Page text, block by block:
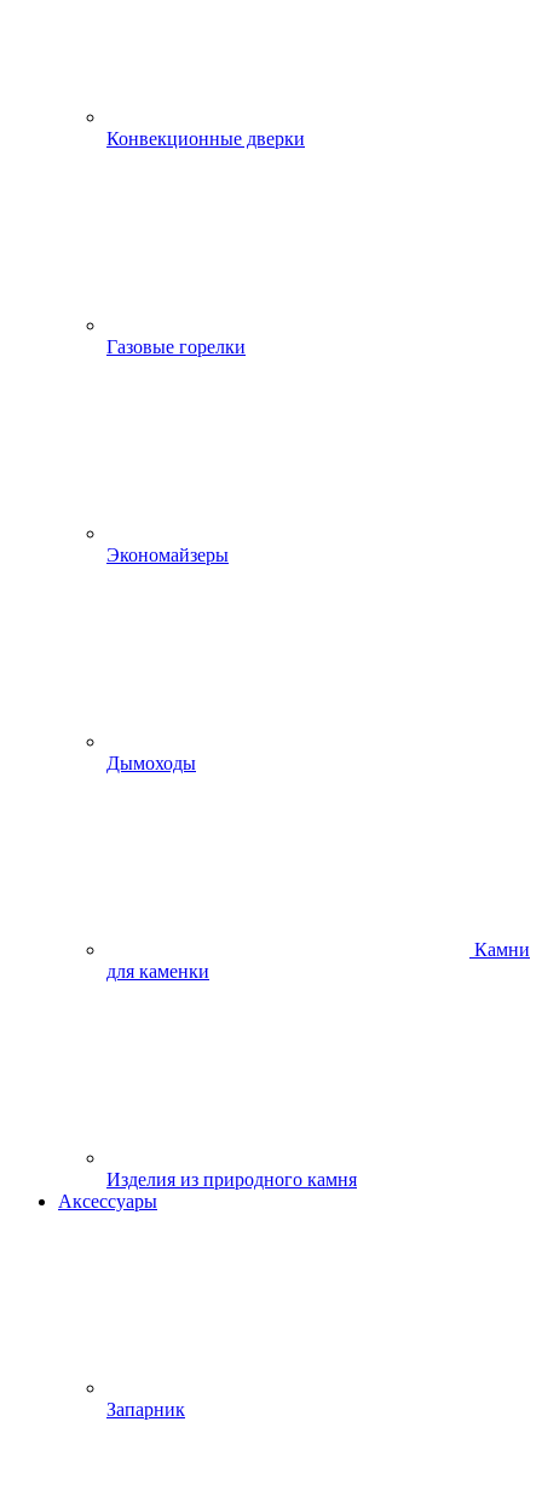
Конвекционные дверки
Газовые горелки
Экономайзеры
Дымоходы
Камни
для каменки
Изделия из природного камня
Аксессуары
Запарник